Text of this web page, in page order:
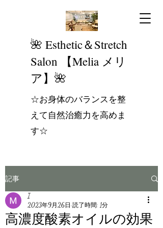
​🌺 Esthetic＆Stretch
Salon 【Melia メリ
ア】🌺
☆お身体のバランスを整
えて自然治癒力を高めま
す☆
記事
高濃度酸素オイルの効果
I
2023年9月26日 読了時間: 1分